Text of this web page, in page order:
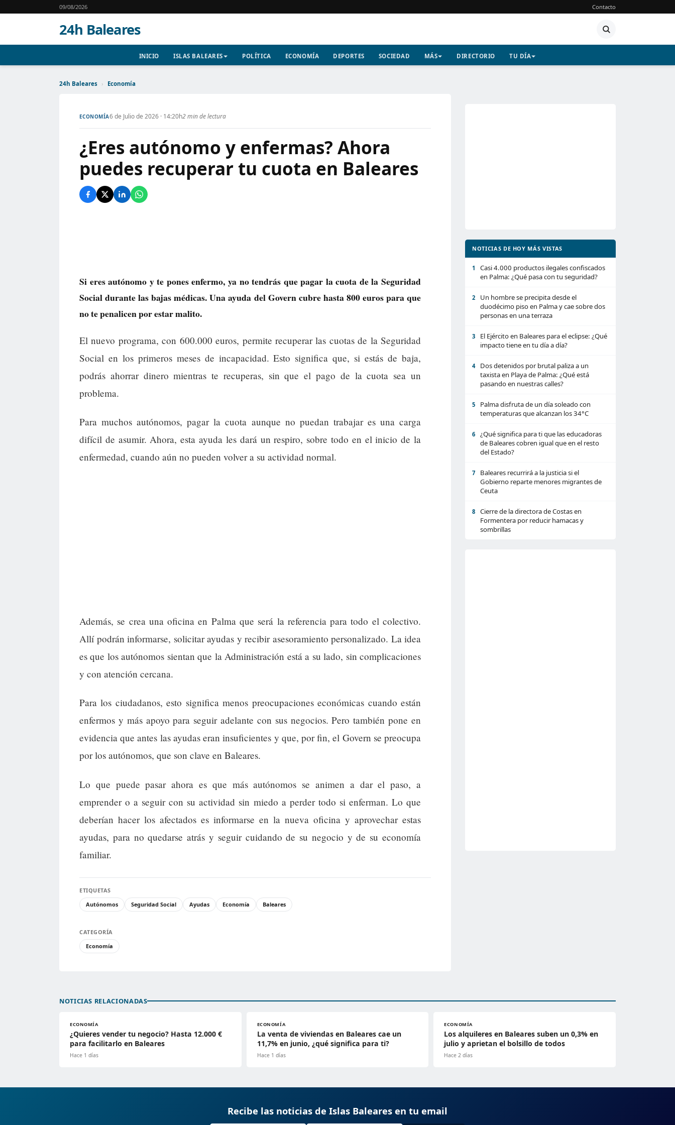
09/08/2026 Contacto
24h Baleares
INICIO ISLAS BALEARES POLÍTICA ECONOMÍA DEPORTES SOCIEDAD MÁS DIRECTORIO TU DÍA
24h Baleares › Economía
ECONOMÍA6 de Julio de 2026 · 14:20h2 min de lectura
¿Eres autónomo y enfermas? Ahora
puedes recuperar tu cuota en Baleares
Si eres autónomo y te pones enfermo, ya no tendrás que pagar la cuota de la Seguridad
Social durante las bajas médicas. Una ayuda del Govern cubre hasta 800 euros para que
no te penalicen por estar malito.
El nuevo programa, con 600.000 euros, permite recuperar las cuotas de la Seguridad
Social en los primeros meses de incapacidad. Esto significa que, si estás de baja,
podrás ahorrar dinero mientras te recuperas, sin que el pago de la cuota sea un
problema.
Para muchos autónomos, pagar la cuota aunque no puedan trabajar es una carga
difícil de asumir. Ahora, esta ayuda les dará un respiro, sobre todo en el inicio de la
enfermedad, cuando aún no pueden volver a su actividad normal.
Además, se crea una oficina en Palma que será la referencia para todo el colectivo.
Allí podrán informarse, solicitar ayudas y recibir asesoramiento personalizado. La idea
es que los autónomos sientan que la Administración está a su lado, sin complicaciones
y con atención cercana.
Para los ciudadanos, esto significa menos preocupaciones económicas cuando están
enfermos y más apoyo para seguir adelante con sus negocios. Pero también pone en
evidencia que antes las ayudas eran insuficientes y que, por fin, el Govern se preocupa
por los autónomos, que son clave en Baleares.
Lo que puede pasar ahora es que más autónomos se animen a dar el paso, a
emprender o a seguir con su actividad sin miedo a perder todo si enferman. Lo que
deberían hacer los afectados es informarse en la nueva oficina y aprovechar estas
ayudas, para no quedarse atrás y seguir cuidando de su negocio y de su economía
familiar.
ETIQUETAS
Autónomos
Seguridad Social Ayudas Economía Baleares
CATEGORÍA
Economía
NOTICIAS DE HOY MÁS VISTAS
1
Casi 4.000 productos ilegales confiscados
en Palma: ¿Qué pasa con tu seguridad?
2
Un hombre se precipita desde el
duodécimo piso en Palma y cae sobre dos
personas en una terraza
3
El Ejército en Baleares para el eclipse: ¿Qué
impacto tiene en tu día a día?
4
Dos detenidos por brutal paliza a un
taxista en Playa de Palma: ¿Qué está
pasando en nuestras calles?
5
Palma disfruta de un día soleado con
temperaturas que alcanzan los 34°C
6
¿Qué significa para ti que las educadoras
de Baleares cobren igual que en el resto
del Estado?
7
Baleares recurrirá a la justicia si el
Gobierno reparte menores migrantes de
Ceuta
8
Cierre de la directora de Costas en
Formentera por reducir hamacas y
sombrillas
NOTICIAS RELACIONADAS
ECONOMÍA
¿Quieres vender tu negocio? Hasta 12.000 €
para facilitarlo en Baleares
Hace 1 días
ECONOMÍA
La venta de viviendas en Baleares cae un
11,7% en junio, ¿qué significa para ti?
Hace 1 días
ECONOMÍA
Los alquileres en Baleares suben un 0,3% en
julio y aprietan el bolsillo de todos
Hace 2 días
Recibe las noticias de Islas Baleares en tu email